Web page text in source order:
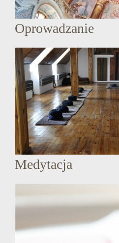
Oprowadzanie
Medytacja